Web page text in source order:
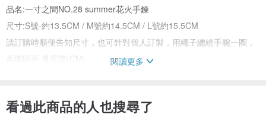
品名:一寸之間NO.28 summer花火手鍊
尺寸:S號-約13.5CM / M號約14.5CM / L號約15.5CM
請訂購時順便告知尺寸，也可針對個人訂製，用繩子纏繞手腕一圈，
再攤開平 量寬度(CM)。
使用:配戴時盡量避免直接接觸香水或是化妝品等化學物質和水，在溫
閱讀更多
看過此商品的人也搜尋了